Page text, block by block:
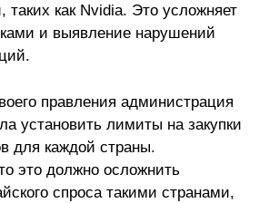
таких как Nvidia. Это усложняет
и выявление нарушений
правления администрация
установить лимиты на закупки
для каждой страны.
это должно осложнить
спроса такими странами,